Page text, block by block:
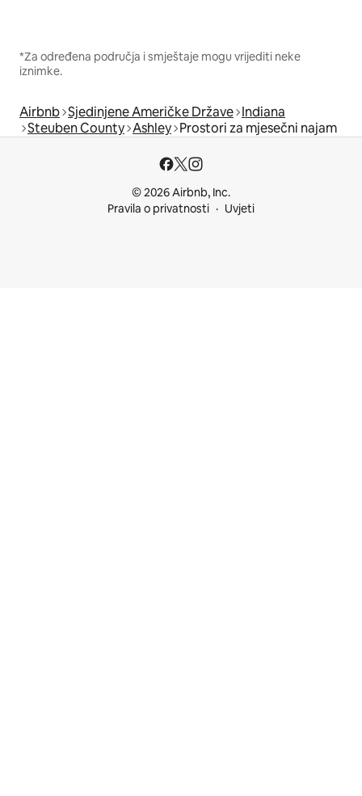
*Za određena područja i smještaje mogu vrijediti neke
iznimke.
Airbnb Sjedinjene Američke Države Indiana
Steuben County Ashley Prostori za mjesečni najam
© 2026 Airbnb, Inc.
Pravila o privatnosti
Uvjeti